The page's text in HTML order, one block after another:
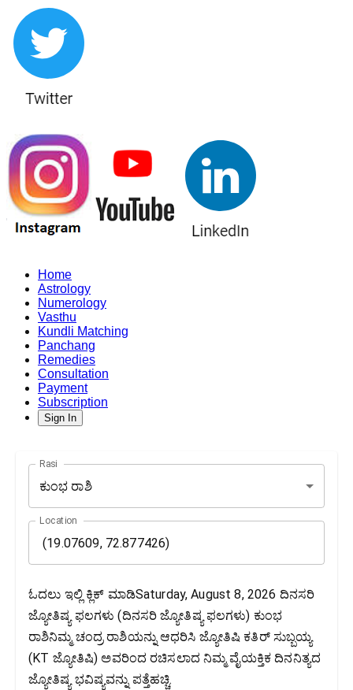
Home
Astrology
Numerology
Vasthu
Kundli Matching
Panchang
Remedies
Consultation
Payment
Subscription
Sign In
Rasi
ಕುಂಭ ರಾಶಿ
Location
ಓದಲು ಇಲ್ಲಿ ಕ್ಲಿಕ್ ಮಾಡಿSaturday, August 8, 2026 ದಿನಸರಿ
ಜ್ಯೋತಿಷ್ಯ ಫಲಗಳು (ದಿನಸರಿ ಜ್ಯೋತಿಷ್ಯ ಫಲಗಳು) ಕುಂಭ
ರಾಶಿನಿಮ್ಮ ಚಂದ್ರ ರಾಶಿಯನ್ನು ಆಧರಿಸಿ ಜ್ಯೋತಿಷಿ ಕತಿರ್ ಸುಬ್ಬಯ್ಯ
(KT ಜ್ಯೋತಿಷಿ) ಅವರಿಂದ ರಚಿಸಲಾದ ನಿಮ್ಮ ವೈಯಕ್ತಿಕ ದಿನನಿತ್ಯದ
ಜ್ಯೋತಿಷ್ಯ ಭವಿಷ್ಯವನ್ನು ಪತ್ತೆಹಚ್ಚಿ.